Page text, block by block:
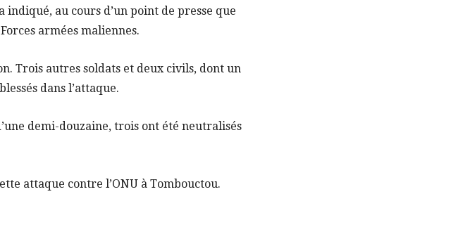
au cours d’un point de presse que
armées maliennes.
Trois autres soldats et deux civils, dont un
dans l’attaque.
demi-douzaine, trois ont été neutralisés
attaque contre l’ONU à Tombouctou.